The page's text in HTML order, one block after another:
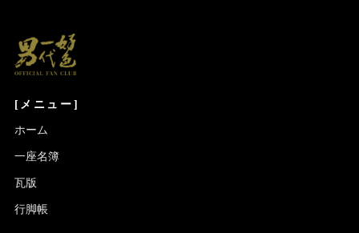
[メニュー]
ホーム
一座名簿
瓦版
行脚帳